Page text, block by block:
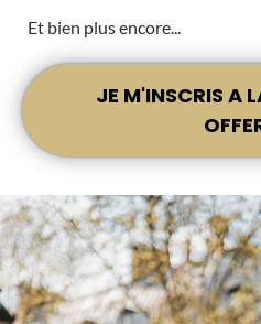
Et bien plus encore...
JE M'INSCRIS A